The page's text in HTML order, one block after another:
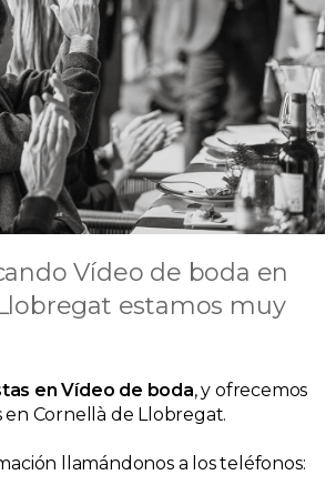
Vídeo de boda en
estamos muy
en Vídeo de boda, y ofrecemos
en Cornellà de Llobregat.
llamándonos a los teléfonos: